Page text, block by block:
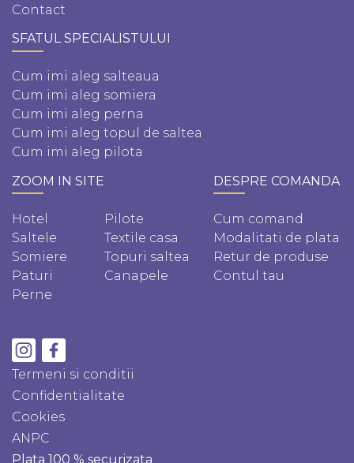
Contact
SFATUL SPECIALISTULUI
Cum imi aleg salteaua
Cum imi aleg somiera
Cum imi aleg perna
Cum imi aleg topul de saltea
Cum imi aleg pilota
ZOOM IN SITE
Hotel
Saltele
Somiere
Paturi
Perne
Pilote
Textile casa
Topuri saltea
Canapele
DESPRE COMANDA
Cum comand
Modalitati de plata
Retur de produse
Contul tau
Termeni si conditii
Confidentialitate
Cookies
ANPC
Plata 100 % securizata